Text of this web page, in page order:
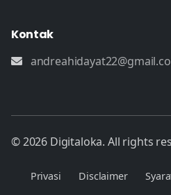
Kontak
© 2026 Digitaloka. All rights
Privasi Disclaimer